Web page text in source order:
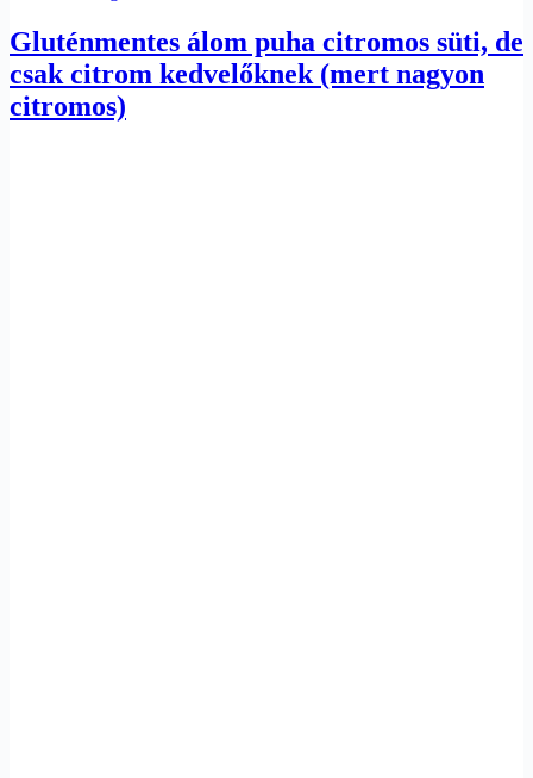
Gluténmentes álom puha citromos süti, de
csak citrom kedvelőknek (mert nagyon
citromos)